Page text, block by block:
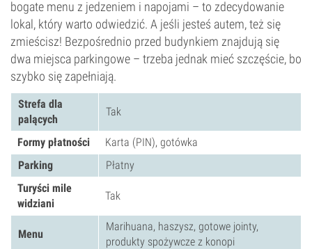
bogate menu z jedzeniem i napojami – to zdecydowanie
lokal, który warto odwiedzić. A jeśli jesteś autem, też się
zmieścisz! Bezpośrednio przed budynkiem znajdują się
dwa miejsca parkingowe – trzeba jednak mieć szczęście, bo
szybko się zapełniają.
Strefa dla
palących
Tak
Formy płatności
Karta (PIN), gotówka
Parking
Płatny
Turyści mile
widziani
Tak
Menu
Marihuana, haszysz, gotowe jointy,
produkty spożywcze z konopi